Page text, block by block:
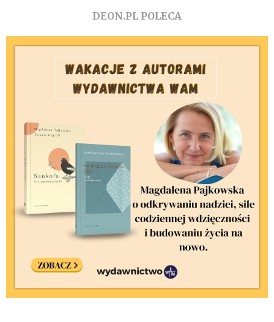
DEON.PL POLECA